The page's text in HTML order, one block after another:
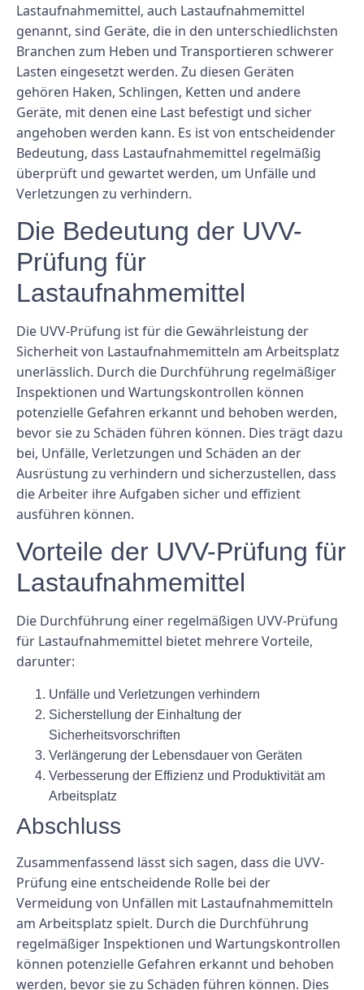
Lastaufnahmemittel, auch Lastaufnahmemittel
genannt, sind Geräte, die in den unterschiedlichsten
Branchen zum Heben und Transportieren schwerer
Lasten eingesetzt werden. Zu diesen Geräten
gehören Haken, Schlingen, Ketten und andere
Geräte, mit denen eine Last befestigt und sicher
angehoben werden kann. Es ist von entscheidender
Bedeutung, dass Lastaufnahmemittel regelmäßig
überprüft und gewartet werden, um Unfälle und
Verletzungen zu verhindern.
Die Bedeutung der UVV-
Prüfung für
Lastaufnahmemittel
Die UVV-Prüfung ist für die Gewährleistung der
Sicherheit von Lastaufnahmemitteln am Arbeitsplatz
unerlässlich. Durch die Durchführung regelmäßiger
Inspektionen und Wartungskontrollen können
potenzielle Gefahren erkannt und behoben werden,
bevor sie zu Schäden führen können. Dies trägt dazu
bei, Unfälle, Verletzungen und Schäden an der
Ausrüstung zu verhindern und sicherzustellen, dass
die Arbeiter ihre Aufgaben sicher und effizient
ausführen können.
Vorteile der UVV-Prüfung für
Lastaufnahmemittel
Die Durchführung einer regelmäßigen UVV-Prüfung
für Lastaufnahmemittel bietet mehrere Vorteile,
darunter:
Unfälle und Verletzungen verhindern
Sicherstellung der Einhaltung der
Sicherheitsvorschriften
Verlängerung der Lebensdauer von Geräten
Verbesserung der Effizienz und Produktivität am
Arbeitsplatz
Abschluss
Zusammenfassend lässt sich sagen, dass die UVV-
Prüfung eine entscheidende Rolle bei der
Vermeidung von Unfällen mit Lastaufnahmemitteln
am Arbeitsplatz spielt. Durch die Durchführung
regelmäßiger Inspektionen und Wartungskontrollen
können potenzielle Gefahren erkannt und behoben
werden, bevor sie zu Schäden führen können. Dies